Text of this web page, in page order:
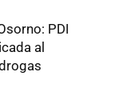
PDI
al